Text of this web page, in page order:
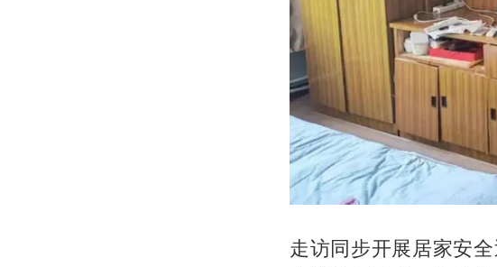
走访同步开展居家安